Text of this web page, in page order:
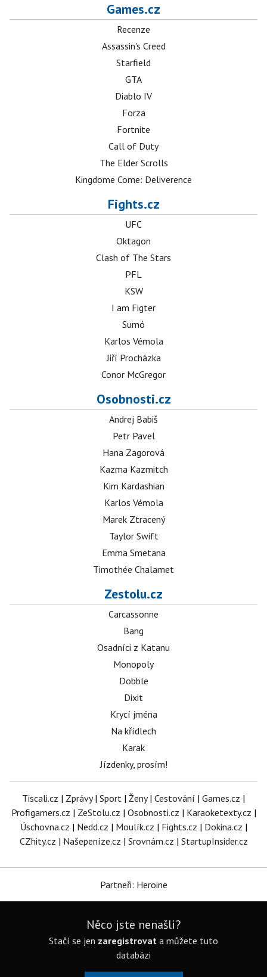
Games.cz
Recenze
Assassin's Creed
Starfield
GTA
Diablo IV
Forza
Fortnite
Call of Duty
The Elder Scrolls
Kingdome Come: Deliverence
Fights.cz
UFC
Oktagon
Clash of The Stars
PFL
KSW
I am Figter
Sumó
Karlos Vémola
Jiří Procházka
Conor McGregor
Osobnosti.cz
Andrej Babiš
Petr Pavel
Hana Zagorová
Kazma Kazmitch
Kim Kardashian
Karlos Vémola
Marek Ztracený
Taylor Swift
Emma Smetana
Timothée Chalamet
Zestolu.cz
Carcassonne
Bang
Osadníci z Katanu
Monopoly
Dobble
Dixit
Krycí jména
Na křídlech
Karak
Jízdenky, prosím!
Tiscali.cz | Zprávy| Sport | Ženy| Cestování | Games.cz |
Profigamers.cz | ZeStolu.cz | Osobnosti.cz | Karaoketexty.cz |
Úschovna.cz | Nedd.cz | Moulík.cz | Fights.cz | Dokina.cz |
CZhity.cz | Našepeníze.cz | Srovnám.cz | StartupInsider.cz
Partneři: Heroine
Něco jste nenašli?
Stačí se jen zaregistrovat a můžete tuto
databázi